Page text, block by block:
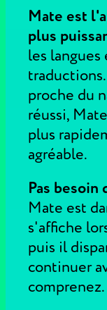
Mate est
plus
les
proche du
réussi,
plus
agréable.
Pas
Mate est
s'affiche
puis il
continuer
comprenez.